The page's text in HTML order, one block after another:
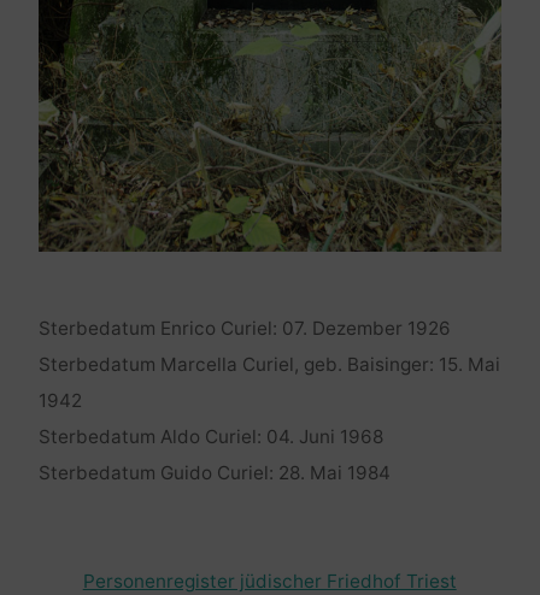
Sterbedatum Enrico Curiel: 07. Dezember 1926
Sterbedatum Marcella Curiel, geb. Baisinger: 15. Mai
1942
Sterbedatum Aldo Curiel: 04. Juni 1968
Sterbedatum Guido Curiel: 28. Mai 1984
Personenregister jüdischer Friedhof Triest